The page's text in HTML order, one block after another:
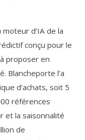
d’IA de la
conçu pour le
proposer en
Blancheporte l’a
d’achats, soit 5
références
et la saisonnalité
de